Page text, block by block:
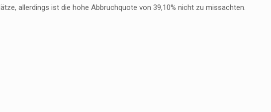
allerdings ist die hohe Abbruchquote von 39,10% nicht zu missachten.